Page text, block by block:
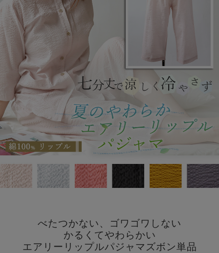
べたつかない、ゴワゴワしない
かるくてやわらかい
エアリーリップルパジャマズボン単品